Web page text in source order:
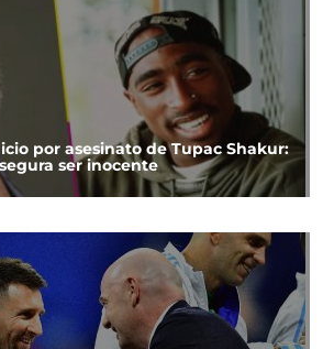
por asesinato de Tupac Shakur:
ser inocente